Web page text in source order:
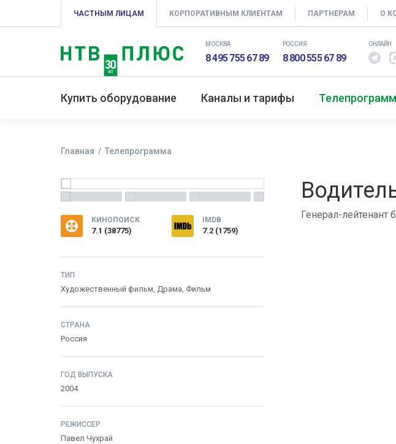
ЧАСТНЫМ ЛИЦАМ КОРПОРАТИВНЫМ КЛИЕНТАМ ПАРТНЕРАМ О
МОСКВА
8 495 755 67 89
РОССИЯ
8 800 555 67 89
ОНЛАЙН
Купить оборудование Каналы и тарифы
Главная Телепрограмма
КИНОПОИСК
7.1 (38775)
IMDB
7.2 (1759)
ТИП
Художественный фильм, Драма, Фильм
СТРАНА
Россия
ГОД ВЫПУСКА
2004
РЕЖИССЕР
Павел Чухрай
Генерал-лейтенант